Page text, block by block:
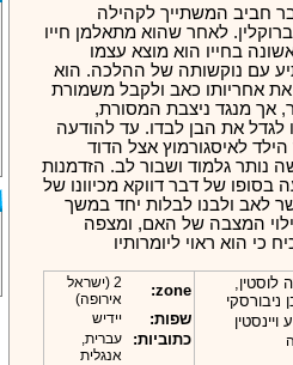
ישיר.
האתר
ישיר.
שאלה וזמינים
שלנו.ובמייל
7
ישיר.
חביב המשתייך לקהילה
לאחר שהוא מתאלמן חייו
בחייו הוא מוצא עצמו
עם נוקשותה של ההלכה. הוא
אחריותו כאב ולקבל משמורת
אך מנגד ניצבת המסורת,
לגדל את הבן לבדו. עד להודעה
לאיסגורמוץ אצל הדוד
נותר גלמוד ושבור לב. הזדמנות
בסופו של דבר דווקא מכיוונו של
לאב ולבנו לבלות יחד במשך
המצבה של האם, ומצפה
כי הוא ראוי ליומרותיו
לוסטין,
ניבורסקי
ויינסטין
zone:
2 (ישראל
אירופה)
שפות: יידיש
כתוביות:
עברית,
אנגלית